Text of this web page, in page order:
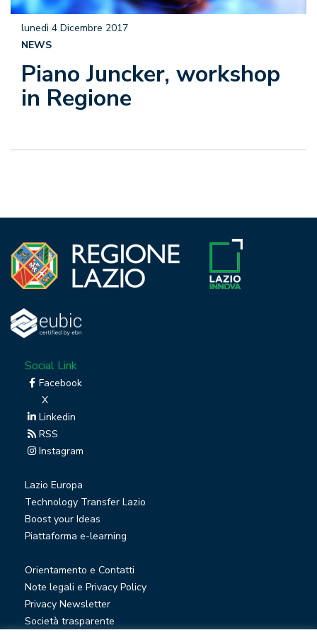
Piano Juncker, workshop
in Regione
lunedì 4 Dicembre 2017
NEWS
Social Link
Facebook
X
Linkedin
RSS
Instagram
Lazio Europa
Technology Transfer Lazio
Boost your Ideas
Piattaforma e-learning
Orientamento e Contatti
Note legali e Privacy Policy
Privacy Newsletter
Società trasparente